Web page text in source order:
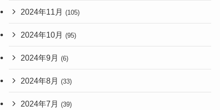
2024年11月 (105)
2024年10月 (95)
2024年9月 (6)
2024年8月 (33)
2024年7月 (39)